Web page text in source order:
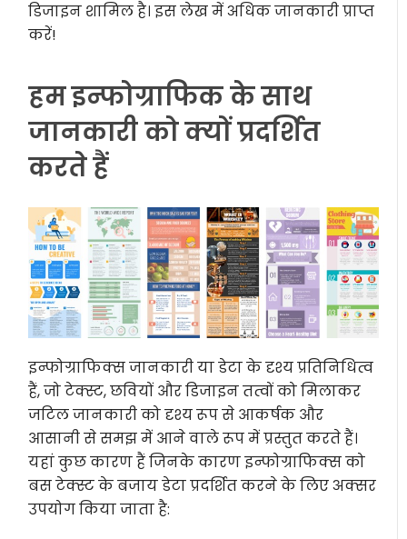
डिजाइन शामिल है। इस लेख में अधिक जानकारी प्राप्त
करें!
हम इन्फोग्राफिक के साथ
जानकारी को क्यों प्रदर्शित
करते हैं
इन्फोग्राफिक्स जानकारी या डेटा के दृश्य प्रतिनिधित्व
हैं, जो टेक्स्ट, छवियों और डिजाइन तत्वों को मिलाकर
जटिल जानकारी को दृश्य रूप से आकर्षक और
आसानी से समझ में आने वाले रूप में प्रस्तुत करते हैं।
यहां कुछ कारण हैं जिनके कारण इन्फोग्राफिक्स को
बस टेक्स्ट के बजाय डेटा प्रदर्शित करने के लिए अक्सर
उपयोग किया जाता है: